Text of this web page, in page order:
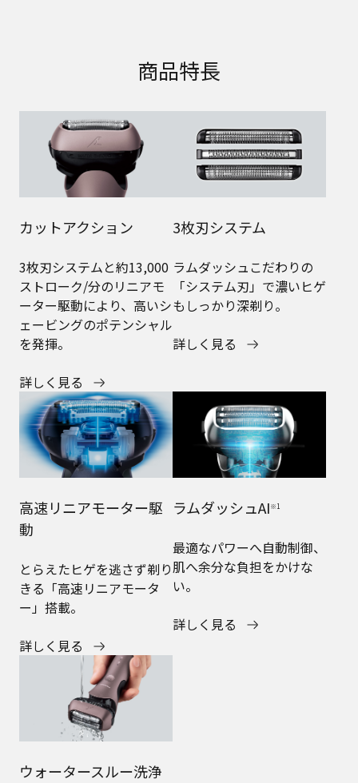
商品特長
カットアクション
3枚刃システムと約13,000
ストローク/分のリニアモ
ーター駆動により、高いシ
ェービングのポテンシャル
を発揮。
詳しく見る
3枚刃システム
ラムダッシュこだわりの
「システム刃」で濃いヒゲ
もしっかり深剃り。
詳しく見る
高速リニアモーター駆
動
とらえたヒゲを逃さず剃り
きる「高速リニアモータ
ー」搭載。
詳しく見る
ラムダッシュAI※1
最適なパワーへ自動制御、
肌へ余分な負担をかけな
い。
詳しく見る
ウォータースルー洗浄